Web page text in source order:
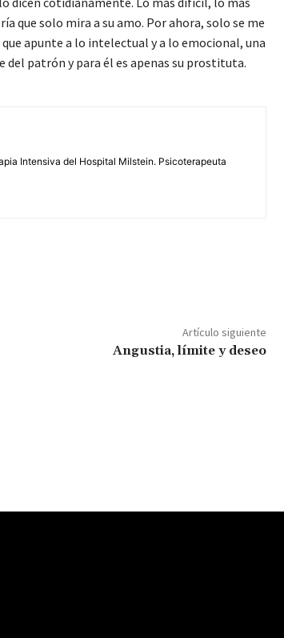
que solo mira a su amo. Por ahora, solo se me
apunte a lo intelectual y a lo emocional, una
del patrón y para él es apenas su prostituta.
Intensiva del Hospital Milstein. Psicoterapeuta
Artículo siguiente
Angustia, límite y deseo